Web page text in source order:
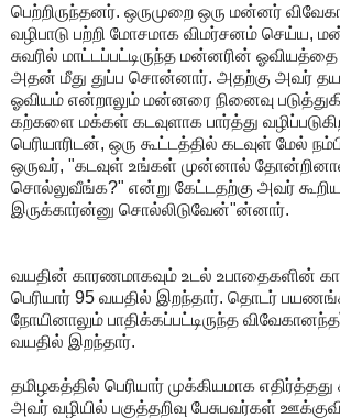
பெற்றிருந்தனர். ஒருமுறை ஒரு மன்னர்
வழிபாடு பற்றி மோசமாக விமர்சனம் செய்ய,
சுவரில் மாட்டப்பட்டிருந்த மன்னரின் ஓவியத்தை
அதன் மீது துப்ப சொன்னார். அதற்கு அவர்
ஓவியம் என்றாலும் மன்னரை நினைவு
கற்களை மக்கள் கடவுளாக பார்த்து
பெரியாரிடன், ஒரு கூட்டத்தில் கடவுள் மேல்
ஒருவர், "கடவுள் உங்கள் முன்னால்
சொல்லுவீங்க?" என்று கேட்டதற்கு அவர் கூறிய
இருக்கார்ன்னு சொல்லிடுவேன்"ன்னார்.
வயதின் காரணமாகவும் உடல் உபாதைகளின்
பெரியார் 95 வயதில் இறந்தார். தொடர்
நோயினாலும் பாதிக்கப்பட்டிருந்த
வயதில் இறந்தார்.
தமிழகத்தில் பெரியார் முக்கியமாக
அவர் வழியில் பகுத்தறிவு பேசுபவர்கள்